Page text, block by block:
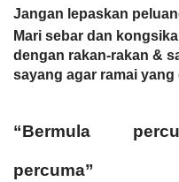
Jangan lepaskan
Mari sebar dan
dengan rakan-rakan &
sayang agar ramai
“Bermula
percuma”